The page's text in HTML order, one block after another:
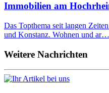
Immobilien am
Das Topthema seit langen
und Konstanz. Wohnen und ar…
Weitere Nachrichten